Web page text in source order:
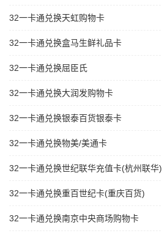
32一卡通兑换天虹购物卡
32一卡通兑换盒马生鲜礼品卡
32一卡通兑换屈臣氏
32一卡通兑换大润发购物卡
32一卡通兑换银泰百货银泰卡
32一卡通兑换物美/美通卡
32一卡通兑换世纪联华充值卡(杭州联华)
32一卡通兑换重百世纪卡(重庆百货)
32一卡通兑换南京中央商场购物卡